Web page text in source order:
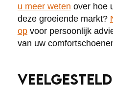
u meer weten over hoe
deze groeiende markt?
opvoor persoonlijk
van uw